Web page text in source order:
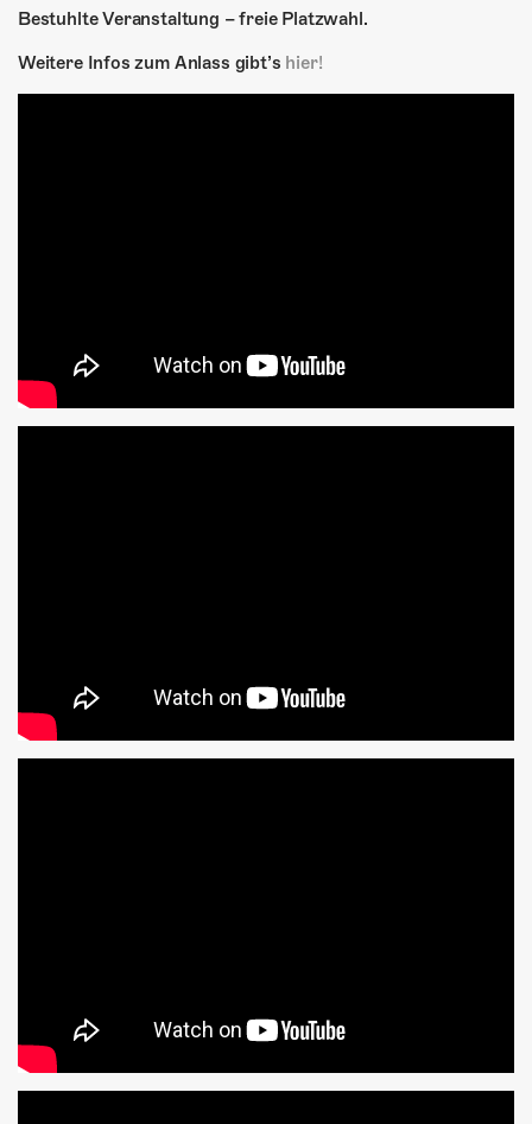
Bestuhlte Veranstaltung – freie Platzwahl.
Weitere Infos zum Anlass gibt’s hier!